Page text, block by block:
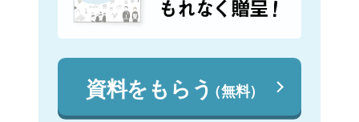
資料をもらう（無料）